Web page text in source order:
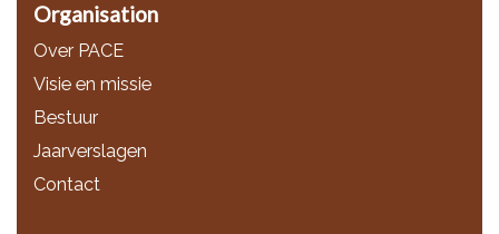
Organisation
Over PACE
Visie en missie
Bestuur
Jaarverslagen
Contact